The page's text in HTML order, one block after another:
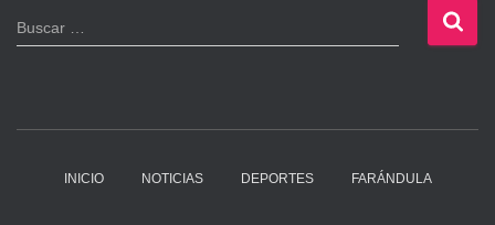
B
u
Buscar …
INICIO NOTICIAS DEPORTES FARÁNDULA